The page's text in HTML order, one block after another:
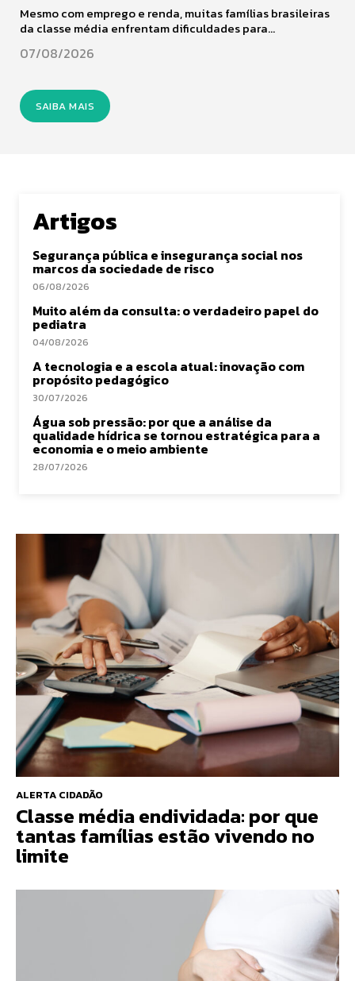
Mesmo com emprego e renda, muitas famílias brasileiras
da classe média enfrentam dificuldades para...
07/08/2026
SAIBA MAIS
ALERTA CIDADÃO
Classe média endividada: por que
tantas famílias estão vivendo no
limite
Artigos
Segurança pública e insegurança social nos
marcos da sociedade de risco
06/08/2026
Muito além da consulta: o verdadeiro papel do
pediatra
04/08/2026
A tecnologia e a escola atual: inovação com
propósito pedagógico
30/07/2026
Água sob pressão: por que a análise da
qualidade hídrica se tornou estratégica para a
economia e o meio ambiente
28/07/2026